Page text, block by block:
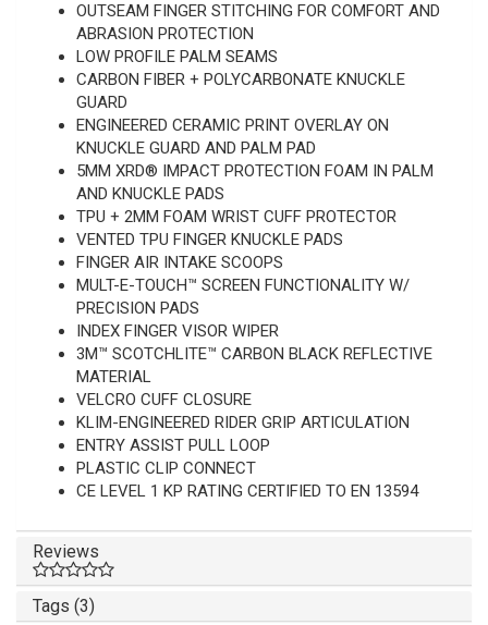
OUTSEAM FINGER STITCHING FOR COMFORT AND
ABRASION PROTECTION
LOW PROFILE PALM SEAMS
CARBON FIBER + POLYCARBONATE KNUCKLE
GUARD
ENGINEERED CERAMIC PRINT OVERLAY ON
KNUCKLE GUARD AND PALM PAD
5MM XRD® IMPACT PROTECTION FOAM IN PALM
AND KNUCKLE PADS
TPU + 2MM FOAM WRIST CUFF PROTECTOR
VENTED TPU FINGER KNUCKLE PADS
FINGER AIR INTAKE SCOOPS
MULT-E-TOUCH™ SCREEN FUNCTIONALITY W/
PRECISION PADS
INDEX FINGER VISOR WIPER
3M™ SCOTCHLITE™ CARBON BLACK REFLECTIVE
MATERIAL
VELCRO CUFF CLOSURE
KLIM-ENGINEERED RIDER GRIP ARTICULATION
ENTRY ASSIST PULL LOOP
PLASTIC CLIP CONNECT
CE LEVEL 1 KP RATING CERTIFIED TO EN 13594
Reviews
Tags (3)